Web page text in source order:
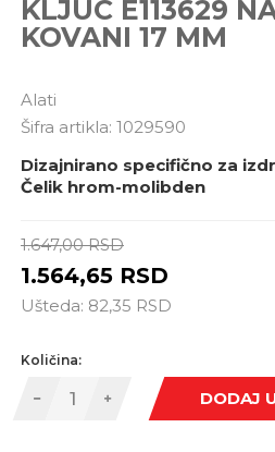
KLJUC E113629
KOVANI 17 MM
Alati
Šifra artikla: 1029590
Dizajnirano specifično za
Čelik hrom-molibden
1.647,00 RSD
1.564,65 RSD
Ušteda: 82,35 RSD
Količina:
DODAJ